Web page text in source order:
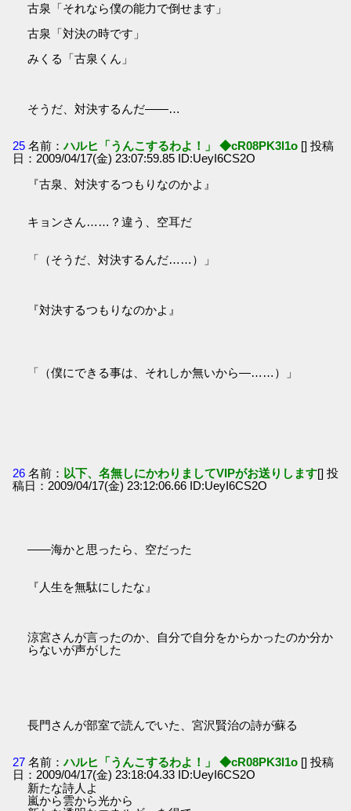
古泉「それなら僕の能力で倒せます」
古泉「対決の時です」
みくる「古泉くん」
そうだ、対決するんだ――…
25 名前：ハルヒ「うんこするわよ！」 ◆cR08PK3l1o [] 投稿
日：2009/04/17(金) 23:07:59.85 ID:UeyI6CS2O
『古泉、対決するつもりなのかよ』
キョンさん……？違う、空耳だ
「（そうだ、対決するんだ……）」
『対決するつもりなのかよ』
「（僕にできる事は、それしか無いから―……）」
26 名前： 以下、名無しにかわりましてVIPがお送りします[] 投
稿日：2009/04/17(金) 23:12:06.66 ID:UeyI6CS2O
――海かと思ったら、空だった
『人生を無駄にしたな』
涼宮さんが言ったのか、自分で自分をからかったのか分か
らないが声がした
長門さんが部室で読んでいた、宮沢賢治の詩が蘇る
27 名前：ハルヒ「うんこするわよ！」 ◆cR08PK3l1o [] 投稿
日：2009/04/17(金) 23:18:04.33 ID:UeyI6CS2O
新たな詩人よ
嵐から雲から光から